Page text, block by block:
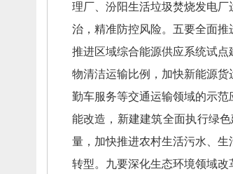
理厂、 汾阳生活垃圾焚烧发电厂
治， 精准防控风险。 五要全面推
推进区域综合能源供应系统试点
物清洁运输比例， 加快新能源货
勤车服务等交通运输领域的示范
能改造， 新建建筑全面执行绿色
量， 加快推进农村生活污水、生
转型。 九要深化生态环境领域改